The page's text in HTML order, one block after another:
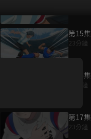
第15集
23分鐘
第16集
23分鐘
第17集
23分鐘
好康資訊